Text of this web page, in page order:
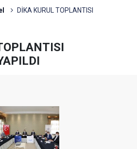
DİKA KURUL TOPLANTISI